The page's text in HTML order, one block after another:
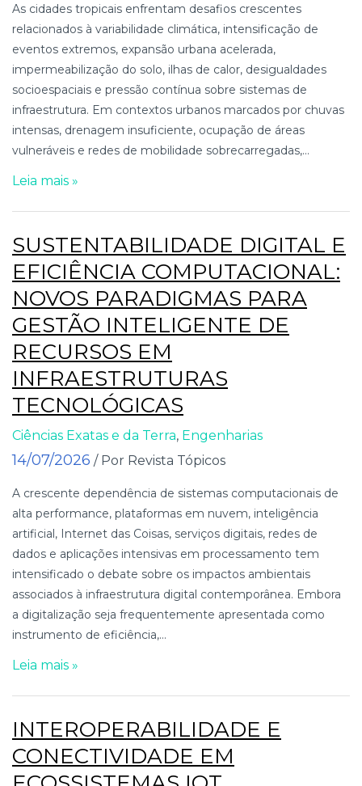
As cidades tropicais enfrentam desafios crescentes
relacionados à variabilidade climática, intensificação de
eventos extremos, expansão urbana acelerada,
impermeabilização do solo, ilhas de calor, desigualdades
socioespaciais e pressão contínua sobre sistemas de
infraestrutura. Em contextos urbanos marcados por chuvas
intensas, drenagem insuficiente, ocupação de áreas
vulneráveis e redes de mobilidade sobrecarregadas,...
Leia mais »
SUSTENTABILIDADE DIGITAL E
EFICIÊNCIA COMPUTACIONAL:
NOVOS PARADIGMAS PARA
GESTÃO INTELIGENTE DE
RECURSOS EM
INFRAESTRUTURAS
TECNOLÓGICAS
Ciências Exatas e da Terra, Engenharias
14/07/2026 / Por Revista Tópicos
A crescente dependência de sistemas computacionais de
alta performance, plataformas em nuvem, inteligência
artificial, Internet das Coisas, serviços digitais, redes de
dados e aplicações intensivas em processamento tem
intensificado o debate sobre os impactos ambientais
associados à infraestrutura digital contemporânea. Embora
a digitalização seja frequentemente apresentada como
instrumento de eficiência,...
Leia mais »
INTEROPERABILIDADE E
CONECTIVIDADE EM